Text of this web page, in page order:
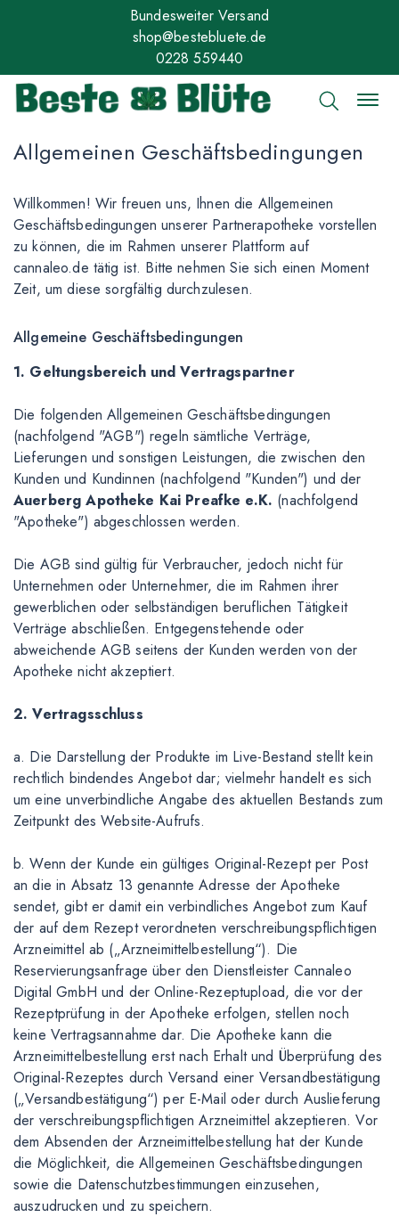
Bundesweiter Versand
shop@bestebluete.de
0228 559440
Allgemeinen Geschäftsbedingungen
Willkommen! Wir freuen uns, Ihnen die Allgemeinen
Geschäftsbedingungen unserer Partnerapotheke vorstellen
zu können, die im Rahmen unserer Plattform auf
cannaleo.de tätig ist. Bitte nehmen Sie sich einen Moment
Zeit, um diese sorgfältig durchzulesen.
Allgemeine Geschäftsbedingungen
1. Geltungsbereich und Vertragspartner
Die folgenden Allgemeinen Geschäftsbedingungen
(nachfolgend "AGB") regeln sämtliche Verträge,
Lieferungen und sonstigen Leistungen, die zwischen den
Kunden und Kundinnen (nachfolgend "Kunden") und der
Auerberg Apotheke Kai Preafke e.K. (nachfolgend
"Apotheke") abgeschlossen werden.
Die AGB sind gültig für Verbraucher, jedoch nicht für
Unternehmen oder Unternehmer, die im Rahmen ihrer
gewerblichen oder selbständigen beruflichen Tätigkeit
Verträge abschließen. Entgegenstehende oder
abweichende AGB seitens der Kunden werden von der
Apotheke nicht akzeptiert.
2. Vertragsschluss
a. Die Darstellung der Produkte im Live-Bestand stellt kein
rechtlich bindendes Angebot dar; vielmehr handelt es sich
um eine unverbindliche Angabe des aktuellen Bestands zum
Zeitpunkt des Website-Aufrufs.
b. Wenn der Kunde ein gültiges Original-Rezept per Post
an die in Absatz 13 genannte Adresse der Apotheke
sendet, gibt er damit ein verbindliches Angebot zum Kauf
der auf dem Rezept verordneten verschreibungspflichtigen
Arzneimittel ab („Arzneimittelbestellung“). Die
Reservierungsanfrage über den Dienstleister Cannaleo
Digital GmbH und der Online-Rezeptupload, die vor der
Rezeptprüfung in der Apotheke erfolgen, stellen noch
keine Vertragsannahme dar. Die Apotheke kann die
Arzneimittelbestellung erst nach Erhalt und Überprüfung des
Original-Rezeptes durch Versand einer Versandbestätigung
(„Versandbestätigung“) per E-Mail oder durch Auslieferung
der verschreibungspflichtigen Arzneimittel akzeptieren. Vor
dem Absenden der Arzneimittelbestellung hat der Kunde
die Möglichkeit, die Allgemeinen Geschäftsbedingungen
sowie die Datenschutzbestimmungen einzusehen,
auszudrucken und zu speichern.